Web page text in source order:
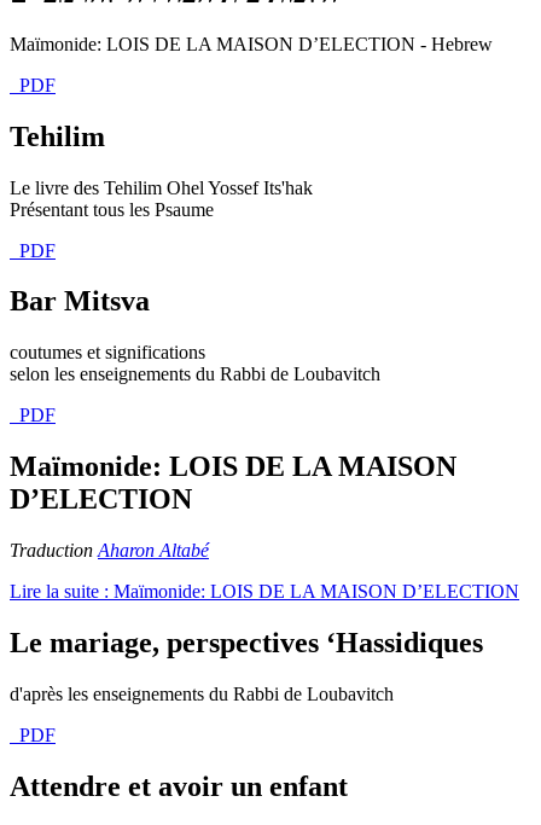
Maïmonide: LOIS DE LA MAISON D’ELECTION - Hebrew
PDF
Tehilim
Le livre des Tehilim Ohel Yossef Its'hak
Présentant tous les Psaume
PDF
Bar Mitsva
coutumes et significations
selon les enseignements du Rabbi de Loubavitch
PDF
Maïmonide: LOIS DE LA MAISON
D’ELECTION
Traduction Aharon Altabé
Lire la suite : Maïmonide: LOIS DE LA MAISON D’ELECTION
Le mariage, perspectives ‘Hassidiques
d'après les enseignements du Rabbi de Loubavitch
PDF
Attendre et avoir un enfant